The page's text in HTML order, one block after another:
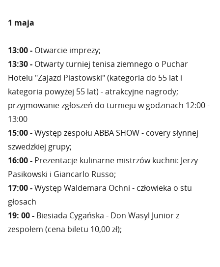
1 maja
13:00 - Otwarcie imprezy;
13:30 - Otwarty turniej tenisa ziemnego o Puchar
Hotelu "Zajazd Piastowski" (kategoria do 55 lat i
kategoria powyżej 55 lat) - atrakcyjne nagrody;
przyjmowanie zgłoszeń do turnieju w godzinach 12:00 -
13:00
15:00 -Występ zespołu ABBA SHOW - covery słynnej
szwedzkiej grupy;
16:00 - Prezentacje kulinarne mistrzów kuchni: Jerzy
Pasikowski i Giancarlo Russo;
17:00 -Występ Waldemara Ochni - człowieka o stu
głosach
19: 00 - Biesiada Cygańska - Don Wasyl Junior z
zespołem (cena biletu 10,00 zł);